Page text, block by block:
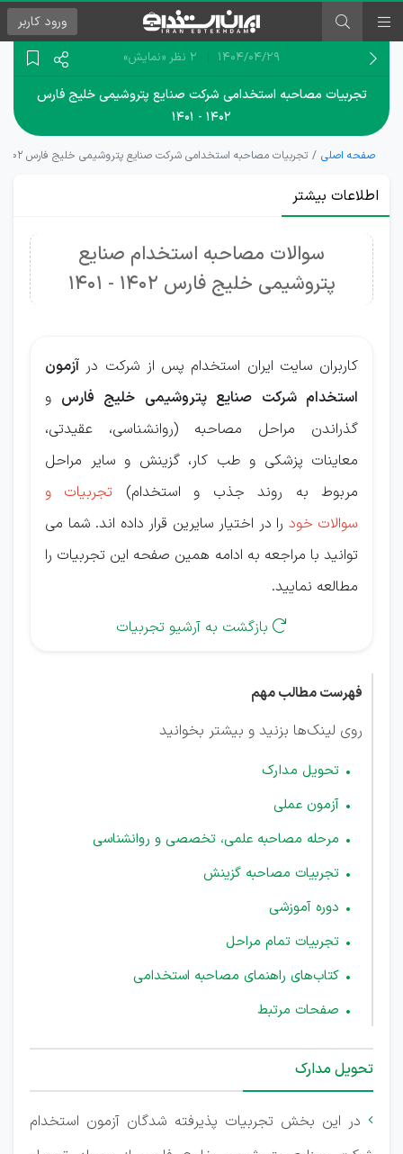
ورود کاربر
۱۴۰۴/۰۴/۲۹ 2 نظر «نمایش»
تجربیات مصاحبه استخدامی شرکت صنایع پتروشیمی خلیج فارس
۱۴۰۲ - ۱۴۰۱
صفحه اصلی تجربیات مصاحبه استخدامی شرکت صنایع پتروشیمی خلیج فارس ۱۴۰۲ - ۱۴۰۱
اطلاعات بیشتر
سوالات مصاحبه استخدام صنایع
پتروشیمی خلیج فارس 1402 - 1401
کاربران سایت ایران استخدام پس از شرکت در آزمون
استخدام شرکت صنایع پتروشیمی خلیج فارس و
گذراندن مراحل مصاحبه (روانشناسی، عقیدتی،
معاینات پزشکی و طب کار، گزینش و سایر مراحل
مربوط به روند جذب و استخدام) تجربیات و
سوالات خود را در اختیار سایرین قرار داده اند. شما می
توانید با مراجعه به ادامه همین صفحه این تجربیات را
مطالعه نمایید.
 بازگشت به آرشیو تجربیات
فهرست مطالب مهم
روی لینک‌ها بزنید و بیشتر بخوانید
تحویل مدارک
آزمون عملی
مرحله مصاحبه علمی، تخصصی و روانشناسی
تجربیات مصاحبه گزینش
دوره آموزشی
تجربیات تمام مراحل
کتاب‌های راهنمای مصاحبه استخدامی
صفحات مرتبط
تحویل مدارک
 در این بخش تجربیات پذیرفته شدگان آزمون استخدام